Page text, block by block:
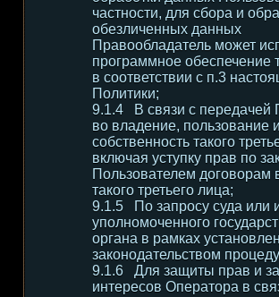
частности, для сбора и
обезличенных данных
Правообладатель может
программное обеспечение
в соответствии с п.3
Политики;
В связи с
во владение, пользование
собственность такого
включая уступку прав по
Пользователем договорам
такого третьего лица;
По запросу суда или
уполномоченного
органа в рамках
законодательством
Для защиты прав и
интересов Оператора в